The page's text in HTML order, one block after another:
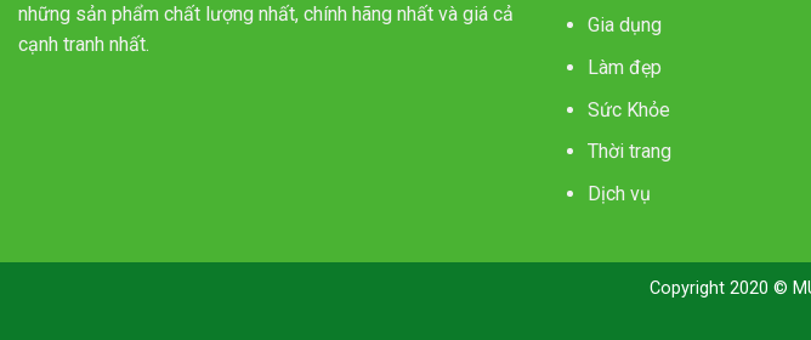
những sản phẩm chất lượng nhất, chính hãng nhất và giá cả
cạnh tranh nhất.
Gia dụng
Làm đẹp
Sức Khỏe
Thời trang
Dịch vụ
Copyright 2020 ©